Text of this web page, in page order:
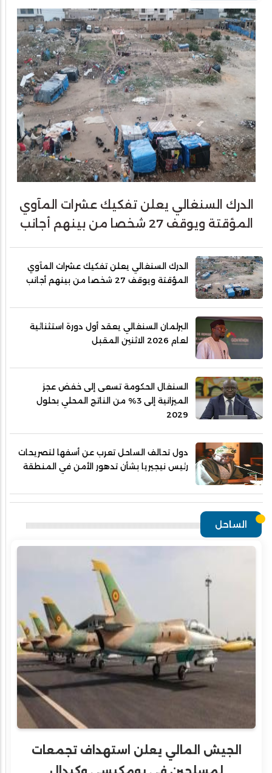
الدرك السنغالي يعلن تفكيك عشرات المآوي
المؤقتة ويوقف 27 شخصا من بينهم أجانب
الدرك السنغالي يعلن تفكيك عشرات المآوي
المؤقتة ويوقف 27 شخصا من بينهم أجانب
البرلمان السنغالي يعقد أول دورة استثنائية
لعام 2026 الاثنين المقبل
السنغال الحكومة تسعى إلى خفض عجز
الميزانية إلى 3% من الناتج المحلي بحلول
2029
دول تحالف الساحل تعرب عن أسفها لتصريحات
رئيس نيجيريا بشأن تدهور الأمن في المنطقة
الساحل
الجيش المالي يعلن استهداف تجمعات